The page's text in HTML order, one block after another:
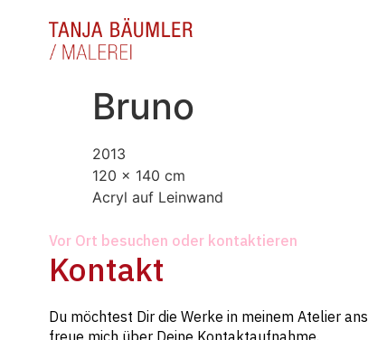
Bruno
2013
120 x 140 cm
Acryl auf Leinwand
Vor Ort besuchen oder kontaktieren
Kontakt
Du möchtest Dir die Werke in meinem Atelier
freue mich über Deine Kontaktaufnahme.